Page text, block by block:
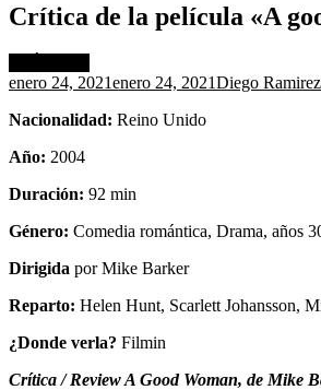
Crítica de la película «A
enero 24, 2021enero 24, 2021Diego Ramirez
Nacionalidad: Reino Unido
Año: 2004
Duración: 92 min
Género: Comedia romántica, Drama, años
Dirigida por Mike Barker
Reparto: Helen Hunt, Scarlett Johansson,
¿Donde verla? Filmin
Crítica / Review A Good Woman, de Mike